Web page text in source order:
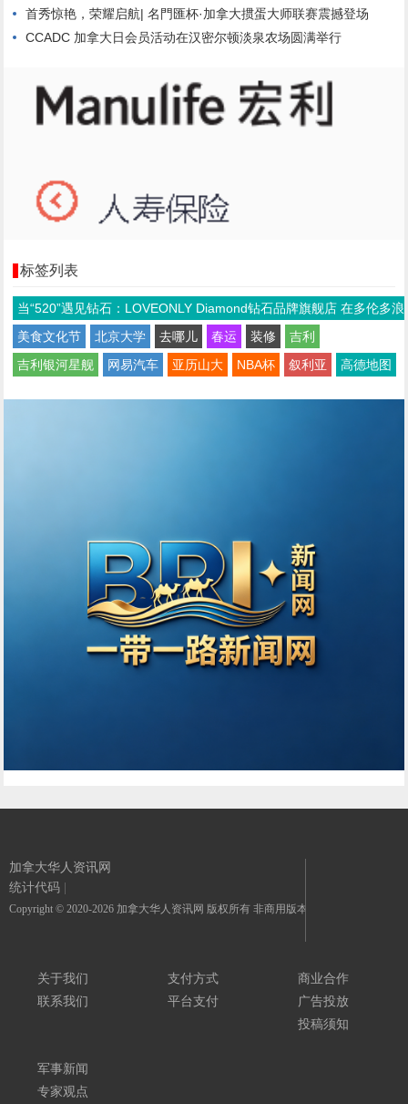
首秀惊艳，荣耀启航| 名門匯杯·加拿大掼蛋大师联赛震撼登场
CCADC 加拿大日会员活动在汉密尔顿淡泉农场圆满举行
标签列表
当“520”遇见钻石：LOVEONLY Diamond钻石品牌旗舰店 在多伦多
美食文化节
北京大学 去哪儿 春运 装修
吉利
吉利银河星舰
网易汽车 亚历山大 NBA杯 叙利亚 高德地图
加拿大华人资讯网
统计代码
Copyright © 2020-2026 加拿大华人资讯网 版权所有 非商用版本
关于我们
联系我们
支付方式
平台支付
商业合作
广告投放
投稿须知
军事新闻
专家观点